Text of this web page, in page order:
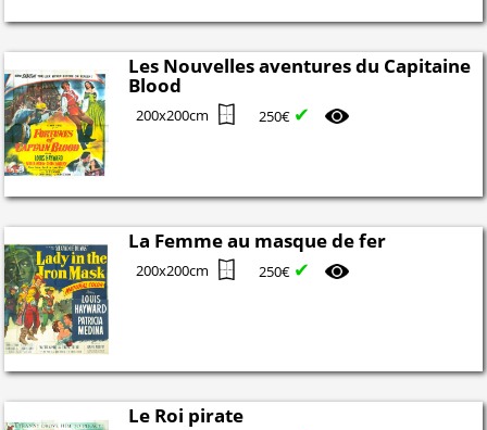
Les Nouvelles aventures du Capitaine
Blood
200x200cm 250€ ✔
La Femme au masque de fer
200x200cm 250€ ✔
Le Roi pirate